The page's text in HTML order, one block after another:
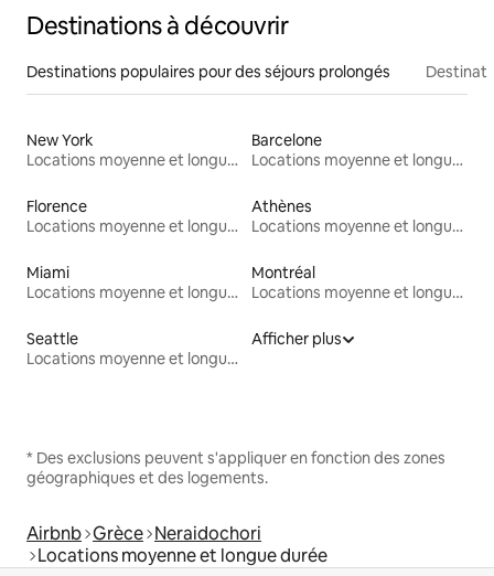
Destinations à découvrir
Destinations populaires pour des séjours prolongés
New York
Locations moyenne et longue durée
Barcelone
Locations moyenne et longue durée
Florence
Locations moyenne et longue durée
Athènes
Locations moyenne et longue durée
Miami
Locations moyenne et longue durée
Montréal
Locations moyenne et longue durée
Seattle
Locations moyenne et longue durée
Afficher plus
* Des exclusions peuvent s'appliquer en fonction des zones
géographiques et des logements.
Airbnb Grèce Neraidochori
Locations moyenne et longue durée